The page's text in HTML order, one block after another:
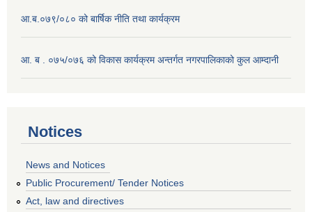
आ.ब.०७९/०८० को बार्षिक नीति तथा कार्यक्रम
आ. ब . ०७५/०७६ को विकास कार्यक्रम अन्तर्गत नगरपालिकाको कुल आम्दानी
Notices
News and Notices
Public Procurement/ Tender Notices
Act, law and directives